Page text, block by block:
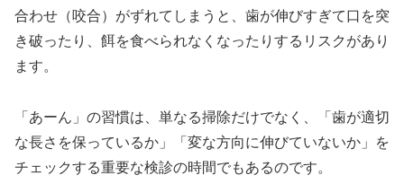
合わせ（咬合）がずれてしまうと、歯が伸びすぎて口を突
き破ったり、餌を食べられなくなったりするリスクがあり
ます。
「あーん」の習慣は、単なる掃除だけでなく、「歯が適切
な長さを保っているか」「変な方向に伸びていないか」を
チェックする重要な検診の時間でもあるのです。